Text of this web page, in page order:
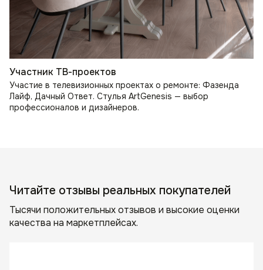
Участник ТВ-проектов
Участие в телевизионных проектах о ремонте: Фазенда
Лайф, Дачный Ответ. Стулья ArtGenesis — выбор
профессионалов и дизайнеров.
Читайте отзывы реальных покупателей
Тысячи положительных отзывов и высокие оценки
качества на маркетплейсах.